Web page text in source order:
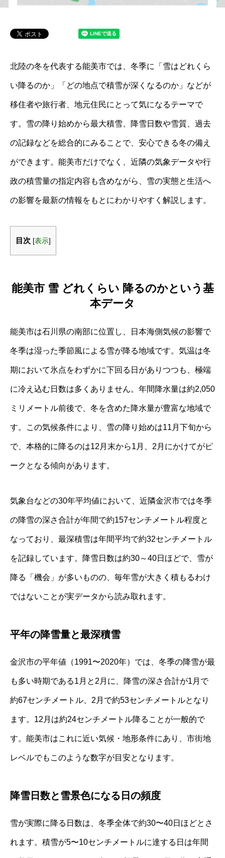
北陸の冬を代表する能美市では、冬季に「雪はどれくら
い降るのか」「どの地点で積雪が深くなるのか」などが
移住者や旅行者、地元住民にとって気になるテーマで
す。雪の降り始めから最大積雪、降雪日数や雪質、過去
の記録などを総合的にみることで、安心できる冬の備え
ができます。能美市だけでなく、近隣の気象データや行
政の積雪量の指定内容も含めながら、雪の実態と生活へ
の影響を最新の情報をもとにわかりやすく解説します。
目次 [表示]
能美市 雪 どれくらい 降るのかという基
本データ
能美市は石川県の南部に位置し、日本海側気候の影響で
冬季は湿った季節風による雪が降る地域です。気温は冬
期において氷点をわずかに下回る日がありつつも、極端
に冷え込む日数は多くありません。年間降水量は約2,050
ミリメートル前後で、冬を含めた降水量が豊富な地域で
す。この気候条件により、雪の降り始めは11月下旬から
で、本格的に降るのは12月末から1月、2月にかけてがピ
ークとなる傾向があります。
気象台などの30年平均値において、近隣金沢市では冬季
の降雪の深さ合計が年間で約157センチメートル程度と
なっており、最深積雪は年間平均で約32センチメートル
を記録しています。降雪日数は約30～40日ほどで、雪が
降る「機会」が多いものの、毎年雪が大きく積もるわけ
ではないことが実データから読み取れます。
平年の降雪量と最深積雪
金沢市の平年値（1991〜2020年）では、冬季の降雪が最
も多い時期である1月と2月に、降雪の深さ合計が1月で
約67センチメートル、2月で約53センチメートルとなり
ます。12月は約24センチメートル降ることが一般的で
す。能美市はこれに近い気候・地形条件にあり、市街地
レベルでもこのような数字が目安となります。
降雪日数と雪景色になる日の頻度
雪が実際に降る日数は、冬季全体で約30〜40日ほどとさ
れます。積雪が5〜10センチメートルに達する日は年間